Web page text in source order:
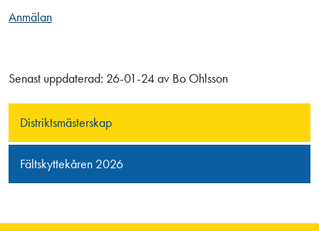
Distriktsmästerskap
Fältskyttekåren 2026
Anmälan
Senast uppdaterad: 26-01-24av Bo Ohlsson